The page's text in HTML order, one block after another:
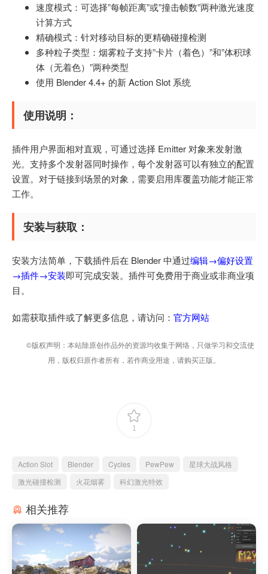
速度模式：可选择”每帧距离”或”撞击帧数”两种激光速度
计算方式
精确模式：针对移动目标的更精确碰撞检测
多种粒子类型：烟雾粒子支持”卡片（着色）”和”体积球
体（无着色）”两种类型
使用 Blender 4.4+ 的新 Action Slot 系统
使用说明：
插件用户界面相对直观，可通过选择 Emitter 对象来发射激
光。支持多个发射器同时操作，每个发射器可以有独立的配置
设置。对于链接到场景的对象，需要启用库覆盖功能才能正常
工作。
安装与获取：
安装方法简单，下载插件后在 Blender 中通过编辑→偏好设置
→插件→安装即可完成安装。插件可免费用于商业或非商业项
目。
如需获取插件或了解更多信息，请访问： 官方网站
©版权声明：本站除原创作品外的资源均收集于网络，只做学习和交流使
用，版权归原作者所有，若作商业用途，请购买正版。
1
Action Slot Blender Cycles PewPew
星球大战风格
激光碰撞检测
火花烟雾 科幻激光特效
相关推荐